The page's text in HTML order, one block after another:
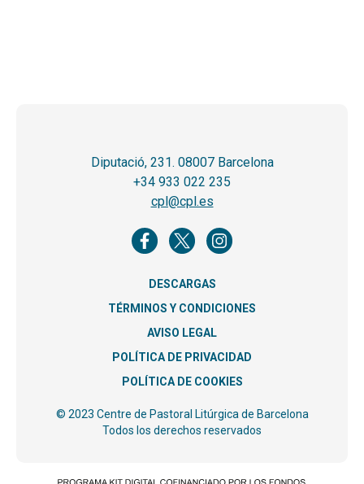
Diputació, 231. 08007 Barcelona
+34 933 022 235
cpl@cpl.es
DESCARGAS
TÉRMINOS Y CONDICIONES
AVISO LEGAL
POLÍTICA DE PRIVACIDAD
POLÍTICA DE COOKIES
© 2023 Centre de Pastoral Litúrgica de Barcelona
Todos los derechos reservados